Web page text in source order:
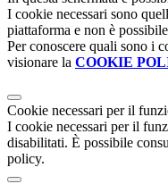
I cookie necessari sono
piattaforma e non è
Per conoscere quali sono i
visionare la COOKIE
Cookie necessari per il
I cookie necessari per il
disabilitati. È possibile
policy.